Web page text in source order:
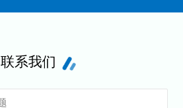
联系我们